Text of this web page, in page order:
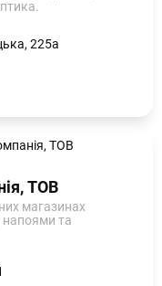
225а
ТОВ
магазинах
та